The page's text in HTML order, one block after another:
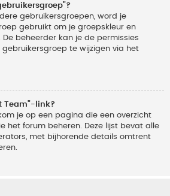
gebruikersgroepen, word je
gebruikt om je groepskleur en
beheerder kan je de permissies
te wijzigen via het
Team"-link?
je op een pagina die een overzicht
het forum beheren. Deze lijst bevat alle
met bijhorende details omtrent